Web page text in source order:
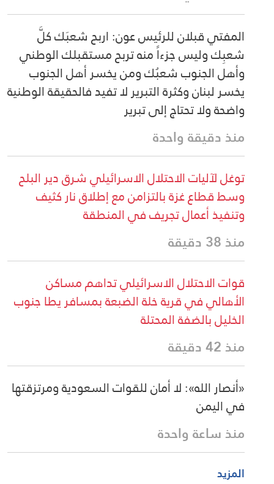
المفتي قبلان للرئيس عون: اربح شعبَك كلَّ
شعبِك وليس جزءاً منه تربح مستقبلك الوطني
وأهل الجنوب شعبُك ومن يخسر أهل الجنوب
يخسر لبنان وكثرة التبرير لا تفيد فالحقيقة الوطنية
واضحة ولا تحتاج إلى تبرير
منذ دقيقة واحدة
توغل لآليات الاحتلال الاسرائيلي شرق دير البلح
وسط قطاع غزة بالتزامن مع إطلاق نار كثيف
وتنفيذ أعمال تجريف في المنطقة
منذ 38 دقيقة
قوات الاحتلال الاسرائيلي تداهم مساكن
الأهالي في قرية خلة الضبعة بمسافر يطا جنوب
الخليل بالضفة المحتلة
منذ 42 دقيقة
«أنصار الله»: لا أمان للقوات السعودية ومرتزقتها
في اليمن
منذ ساعة واحدة
المزيد